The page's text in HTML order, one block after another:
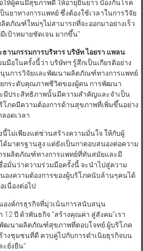
ห้ผู้คนมีสุขภาพดี ให้อายุยืนยาว ป้องกันโรค
นยาทางการแพทย์ ซึ่งต้องใช้เวลาในการวิจัย
ตภัณฑ์ใหม่ๆไม่สามารถที่จะออกมาอย่างเร็ว
เป้าหมายชัดเจน มากขึ้น”
านกรรมการบริหาร บริษัท ไอยรา แพลน
มือในครั้งนี้ว่า บริษัทฯ รู้สึกเป็นเกียรติอย่าง
นการวิจัยและพัฒนาผลิตภัณฑ์ทางการแพทย์
กระดับคุณภาพชีวิตของผู้คน การพัฒนา
ประสิทธิภาพนั้นมีความสำคัญและจำเป็น
โภคมีความต้องการด้านสุขภาพที่เพิ่มขึ้นอย่าง
อดเวลา
ไม่เพียงแต่ช่วนสร้างความมั่นใจ ให้กับผู้
มาตรฐานสูง แต่ยังเป็นกาตอบสนองต่อความ
รผลิตภัณฑ์ทางการแพทย์ที่ทันสมัยและมี
อมั่นว่าความร่วมมือครั้งนี้ จะนำไปสู่ความ
องความต้องการของผู้บริโภคนับล้านๆคนได้
เนื่องต่อไป
องค์กรธุรกิจที่มุ่วเน้นการสนับสนุน
12 ปี ด้วพันธกิจ “สร้างคุณค่า สู่สังคม”เรา
ฒนาผลิตภัณฑ์สุขภาพที่ตอบโจทย์ ผู้บริโภค
างชุมชนที่ดี ควบคู่ไปกับการดำเนิยธุรกิจบน
ยั่งยืน”